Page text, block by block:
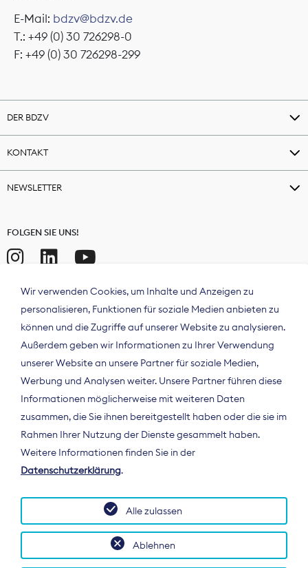
E-Mail: bdzv@bdzv.de
T.: +49 (0) 30 726298-0
F: +49 (0) 30 726298-299
DER BDZV
KONTAKT
NEWSLETTER
FOLGEN SIE UNS!
Der Bundesverband Digitalpublisher und
Zeitungsverleger (BDZV) vertritt als
Spitzenorganisation die Interessen der
Deutschland und auf EU-Ebene.
Wir verwenden Cookies, um Inhalte und Anzeigen zu
personalisieren, Funktionen für soziale Medien anbieten zu
können und die Zugriffe auf unserer Website zu analysieren.
Außerdem geben wir Informationen zu Ihrer Verwendung
unserer Website an unsere Partner für soziale Medien,
Werbung und Analysen weiter. Unsere Partner führen diese
Informationen möglicherweise mit weiteren Daten
zusammen, die Sie ihnen bereitgestellt haben oder die sie im
Rahmen Ihrer Nutzung der Dienste gesammelt haben.
Weitere Informationen finden Sie in der
Datenschutzerklärung.
Ablehnen
Alle zulassen